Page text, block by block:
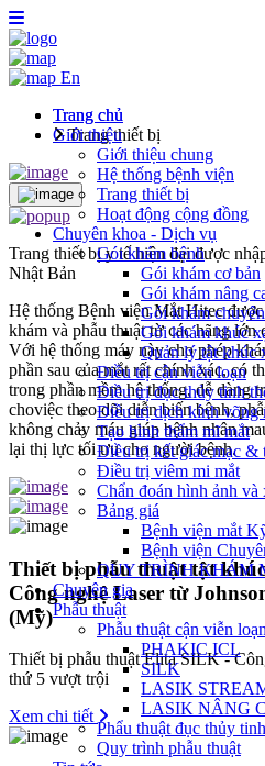
En
Trang chủ
Giới thiệu
Giới thiệu chung
Hệ thống bệnh viện
Trang thiết bị
Hoạt động cộng đồng
Chuyên khoa - Dịch vụ
Gói khám bệnh
Gói khám cơ bản
Gói khám nâng
Gói khám
Gói khám khúc
Quản lý tật khúc
Điều trị cận viễn loạn
Điều trị đục thủy tinh
Điều trị dịch kính võng
Tạo hình thẩm mĩ mắt
Điều trị kết giác mạc &
Điều trị viêm mi mắt
Chẩn đoán hình ảnh và
Bảng giá
Bệnh viện mắt
Bệnh viện
QUY TRÌNH KHÁM
Chuyên gia
Phẫu thuật
Phẫu thuật cận viễn loạn
PHAKIC ICL
SILK
LASIK
LASIK NÂNG
Phẩu thuật đục thủy
Quy trình phẫu thuật
Trang chủ
Trang thiết bị
Trang thiết bị y tế hiện đại được
Nhật Bản
Hệ thống Bệnh viện Mắt Hitec
khám và phẫu thuật từ các hãng
Với hệ thống máy này cho phép
phần sau của mắt rất chính xác, có
trong phần mềm hệ thống, dễ dàng
choviệc theo dõi diễn biến bệnh,
không chảy máu giúp bệnh nhân
lại thị lực tối ưu cho người bệnh.
Thiết bị phẫu thuật tật
Công nghệ Laser từ
(Mỹ)
Thiết bị phẫu thuật Elita SILK -
thứ 5 vượt trội
Xem chi tiết